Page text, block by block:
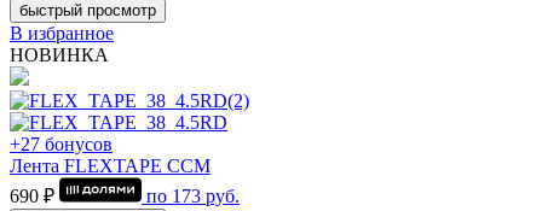
быстрый просмотр
В избранное
НОВИНКА
+27 бонусов
Лента FLEXTAPE CCM
690 ₽
по 173 руб.